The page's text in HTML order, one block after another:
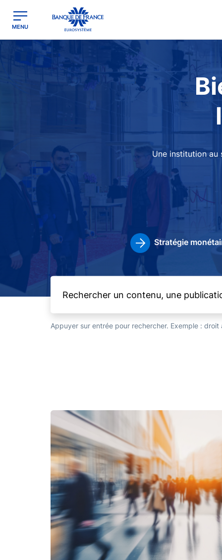
Banque de France - Menu Principal
MENU
Image
Une institution au
Stratégie
Appuyer sur entrée pour rechercher. Exemple : droit
Image